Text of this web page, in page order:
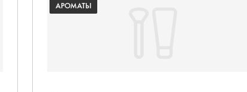
АРОМАТЫ